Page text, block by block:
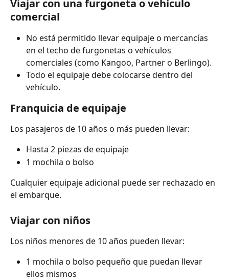
Viajar con una furgoneta o vehículo
comercial
No está permitido llevar equipaje o mercancías
en el techo de furgonetas o vehículos
comerciales (como Kangoo, Partner o Berlingo).
Todo el equipaje debe colocarse dentro del
vehículo.
Franquicia de equipaje
Los pasajeros de 10 años o más pueden llevar:
Hasta 2 piezas de equipaje
1 mochila o bolso
Cualquier equipaje adicional puede ser rechazado en
el embarque.
Viajar con niños
Los niños menores de 10 años pueden llevar:
1 mochila o bolso pequeño que puedan llevar
ellos mismos